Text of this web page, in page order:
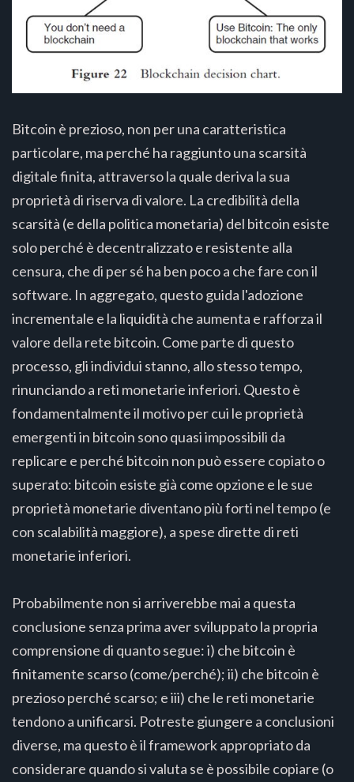
Bitcoin è prezioso, non per una caratteristica
particolare, ma perché ha raggiunto una scarsità
digitale finita, attraverso la quale deriva la sua
proprietà di riserva di valore. La credibilità della
scarsità (e della politica monetaria) del bitcoin esiste
solo perché è decentralizzato e resistente alla
censura, che di per sé ha ben poco a che fare con il
software. In aggregato, questo guida l'adozione
incrementale e la liquidità che aumenta e rafforza il
valore della rete bitcoin. Come parte di questo
processo, gli individui stanno, allo stesso tempo,
rinunciando a reti monetarie inferiori. Questo è
fondamentalmente il motivo per cui le proprietà
emergenti in bitcoin sono quasi impossibili da
replicare e perché bitcoin non può essere copiato o
superato: bitcoin esiste già come opzione e le sue
proprietà monetarie diventano più forti nel tempo (e
con scalabilità maggiore), a spese dirette di reti
monetarie inferiori.
Probabilmente non si arriverebbe mai a questa
conclusione senza prima aver sviluppato la propria
comprensione di quanto segue: i) che bitcoin è
finitamente scarso (come/perché); ii) che bitcoin è
prezioso perché scarso; e iii) che le reti monetarie
tendono a unificarsi. Potreste giungere a conclusioni
diverse, ma questo è il framework appropriato da
considerare quando si valuta se è possibile copiare (o